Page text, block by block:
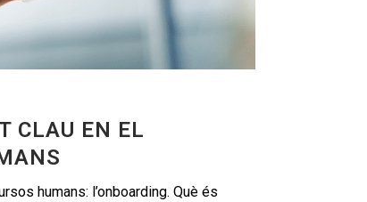
CLAU EN EL
humans: l’onboarding. Què és